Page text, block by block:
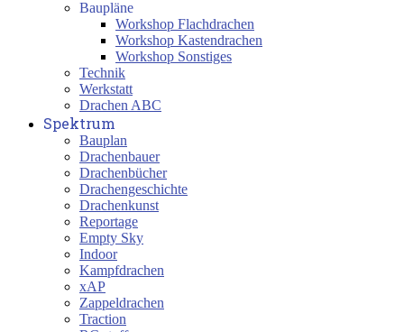
Baupläne
Workshop Flachdrachen
Workshop Kastendrachen
Workshop Sonstiges
Technik
Werkstatt
Drachen ABC
Spektrum
Bauplan
Drachenbauer
Drachenbücher
Drachengeschichte
Drachenkunst
Reportage
Empty Sky
Indoor
Kampfdrachen
xAP
Zappeldrachen
Traction